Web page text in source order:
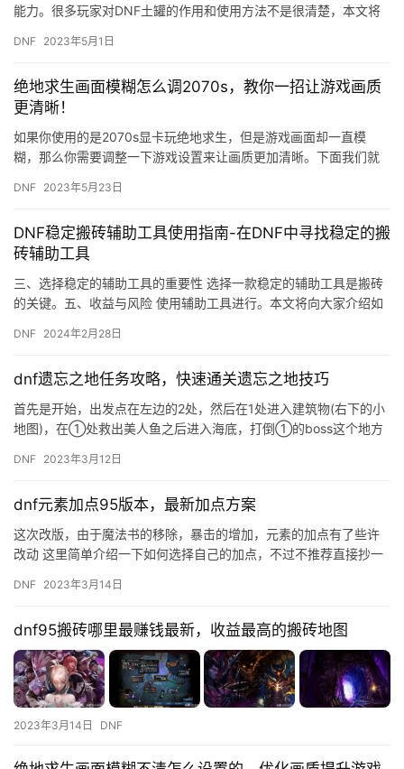
能力。很多玩家对DNF土罐的作用和使用方法不是很清楚，本文将
DNF 2023年5月1日
绝地求生画面模糊怎么调2070s，教你一招让游戏画质
更清晰！
如果你使用的是2070s显卡玩绝地求生，但是游戏画面却一直模
糊，那么你需要调整一下游戏设置来让画质更加清晰。下面我们就
先…
DNF 2023年5月23日
DNF稳定搬砖辅助工具使用指南-在DNF中寻找稳定的搬
砖辅助工具
三、选择稳定的辅助工具的重要性 选择一款稳定的辅助工具是搬砖
的关键。五、收益与风险 使用辅助工具进行。本文将向大家介绍如
DNF 2024年2月28日
dnf遗忘之地任务攻略，快速通关遗忘之地技巧
首先是开始，出发点在左边的2处，然后在1处进入建筑物(右下的小
地图)，在①处救出美人鱼之后进入海底，打倒①的boss这个地方
DNF 2023年3月12日
dnf元素加点95版本，最新加点方案
这次改版，由于魔法书的移除，暴击的增加，元素的加点有了些许
改动 这里简单介绍一下如何选择自己的加点，不过不推荐直接抄一
也…
DNF 2023年3月14日
dnf95搬砖哪里最赚钱最新，收益最高的搬砖地图
2023年3月14日 DNF